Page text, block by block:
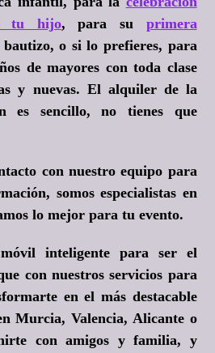
tu hijo, para su primera
o si lo prefieres, para
de mayores con toda clase
y nuevas. El alquiler de la
es sencillo, no tienes que
con nuestro equipo para
somos especialistas en
lo mejor para tu evento.
inteligente para ser el
con nuestros servicios para
en el más destacable
Murcia, Valencia, Alicante o
con amigos y familia, y